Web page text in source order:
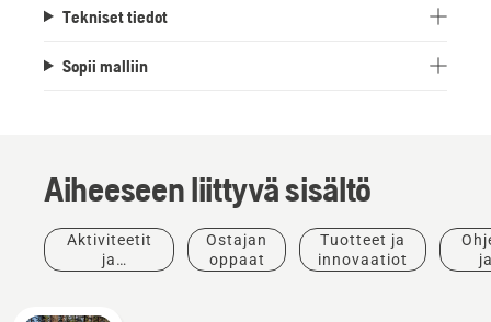
Tekniset tiedot
Sopii malliin
Aiheeseen liittyvä sisältö
Aktiviteetit
ja
Ostajan
oppaat
Tuotteet ja
innovaatiot